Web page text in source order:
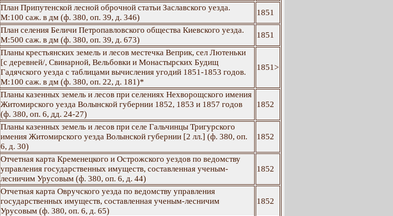
План Припутенской лесной оброчной статьи Заславского уезда.
М:100 саж. в дм (ф. 380, оп. 39, д. 346)
1851
План селения Беличи Петропавловского общества Киевского уезда.
М:500 саж. в дм (ф. 380, оп. 39, д. 673)
1851
Планы крестьянских земель и лесов местечка Веприк, сел Лютеньки
[с деревней/, Свинарной, Вельбовки и Монастырских Будищ
Гадячского уезда с таблицами вычисления угодий 1851-1853 годов.
М:100 саж. в дм (ф. 380, оп. 22, д. 181)*
1851>
Планы казенных земель и лесов при селениях Нехворощского имения
Житомирского уезда Волынской губернии 1852, 1853 и 1857 годов
(ф. 380, оп. 6, дд. 24-27)
1852
Планы казенных земель и лесов при селе Гальчинцы Тригурского
имения Житомирского уезда Волынской губернии [2 лл.] (ф. 380, оп.
6, д. 30)
1852
Отчетная карта Кременецкого и Острожского уездов по ведомству
управления государственных имуществ, составленная ученым-
лесничим Урусовым (ф. 380, оп. 6, д. 44)
1852
Отчетная карта Овручского уезда по ведомству управления
государственных имуществ, составленная ученым-лесничим
Урусовым (ф. 380, оп. 6, д. 65)
1852